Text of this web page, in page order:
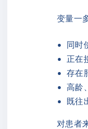
变量一
同时
正在
存在
高龄
既往
对患者